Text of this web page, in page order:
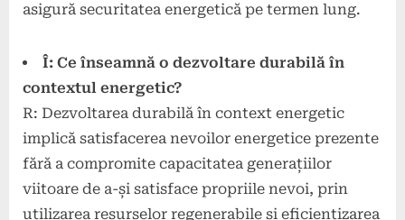
asigură securitatea energetică pe termen lung.
Î: Ce înseamnă o dezvoltare durabilă în
contextul energetic?
R: Dezvoltarea durabilă în context energetic
implică satisfacerea nevoilor energetice prezente
fără a compromite capacitatea generațiilor
viitoare de a-și satisface propriile nevoi, prin
utilizarea resurselor regenerabile și eficientizarea